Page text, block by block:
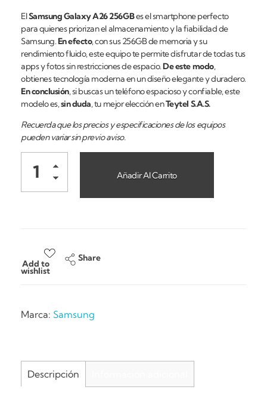
ElSamsung Galaxy A26 256GBes el smartphone perfecto
para quienes priorizan el almacenamiento y la fiabilidad de
Samsung.En efecto, con sus 256GB de memoria y su
rendimiento fluido, este equipo te permite disfrutar de todas tus
apps y fotos sin restricciones de espacio.De este modo,
obtienes tecnología moderna en un diseño elegante y duradero.
En conclusión, si buscas un teléfono espacioso y confiable, este
modelo es,sin duda, tu mejor elección enTeytel S.A.S.
Recuerda que los precios y especificaciones de los equipos
pueden variar sin previo aviso.
Añadir Al Carrito
Add to
wishlist
Share
Marca: Samsung
Descripción